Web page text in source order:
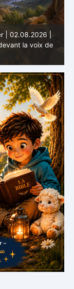
| 01.08.2026 |
de la